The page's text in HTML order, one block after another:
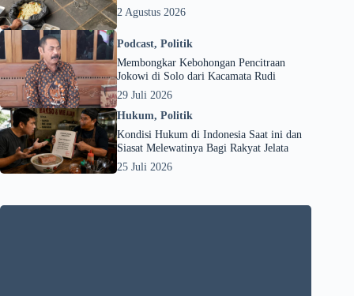
2 Agustus 2026
Podcast, Politik
Membongkar Kebohongan Pencitraan
Jokowi di Solo dari Kacamata Rudi
29 Juli 2026
Hukum, Politik
Kondisi Hukum di Indonesia Saat ini dan
Siasat Melewatinya Bagi Rakyat Jelata
25 Juli 2026